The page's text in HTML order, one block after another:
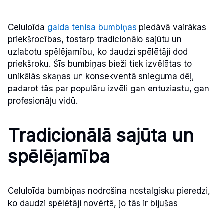
Celuloīda galda tenisa bumbiņas piedāvā vairākas
priekšrocības, tostarp tradicionālo sajūtu un
uzlabotu spēlējamību, ko daudzi spēlētāji dod
priekšroku. Šīs bumbiņas bieži tiek izvēlētas to
unikālās skaņas un konsekventā snieguma dēļ,
padarot tās par populāru izvēli gan entuziastu, gan
profesionāļu vidū.
Tradicionālā sajūta un
spēlējamība
Celuloīda bumbiņas nodrošina nostalgisku pieredzi,
ko daudzi spēlētāji novērtē, jo tās ir bijušas